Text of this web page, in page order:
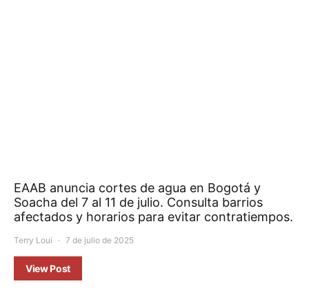
EAAB anuncia cortes de agua en Bogotá y
Soacha del 7 al 11 de julio. Consulta barrios
afectados y horarios para evitar contratiempos.
Terry Loui 7 de julio de 2025
View Post